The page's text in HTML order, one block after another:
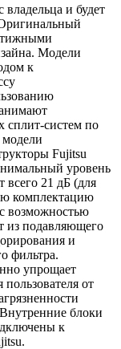
и будет
Модели
к
сплит-систем по
модели
Fujitsu
уровень
всего 21 дБ (для
комплектацию
возможностью
из подавляющего
и
фильтра.
упрощает
от
блоки
к